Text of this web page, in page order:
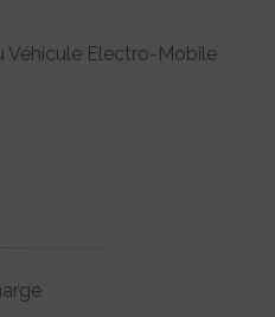
Véhicule Electro-Mobile